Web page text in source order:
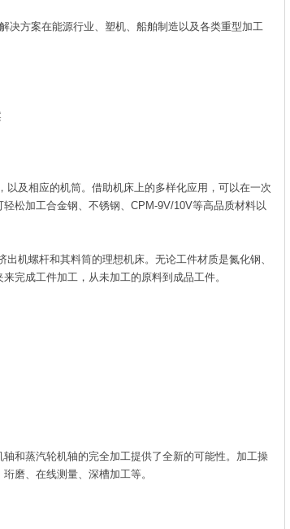
方案在能源行业、塑机、船舶制造以及各类重型加工
及相应的机筒。借助机床上的多样化应用，可以在一次
松加工合金钢、不锈钢、CPM-9V/10V等高品质材料以
机螺杆和其料筒的理想机床。无论工件材质是氮化钢、
完成工件加工，从未加工的原料到成品工件。
和蒸汽轮机轴的完全加工提供了全新的可能性。加工操
磨、在线测量、深槽加工等。